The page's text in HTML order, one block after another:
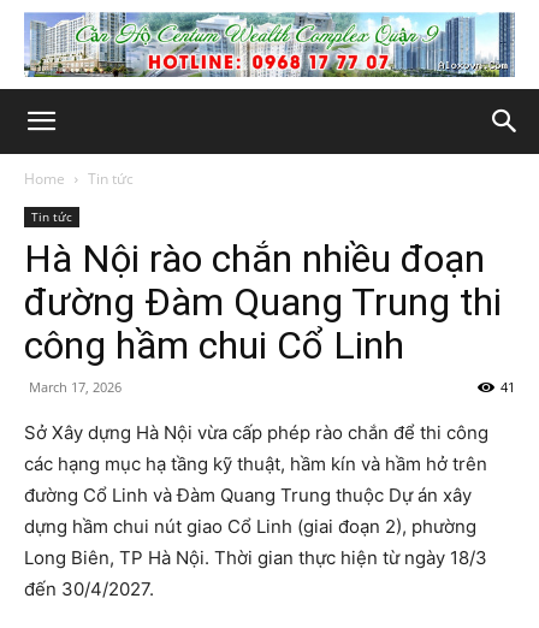
Home Tin tức
Tin tức
Hà Nội rào chắn nhiều đoạn
đường Đàm Quang Trung thi
công hầm chui Cổ Linh
March 17, 2026 41
Sở Xây dựng Hà Nội vừa cấp phép rào chắn để thi công
các hạng mục hạ tầng kỹ thuật, hầm kín và hầm hở trên
đường Cổ Linh và Đàm Quang Trung thuộc Dự án xây
dựng hầm chui nút giao Cổ Linh (giai đoạn 2), phường
Long Biên, TP Hà Nội. Thời gian thực hiện từ ngày 18/3
đến 30/4/2027.